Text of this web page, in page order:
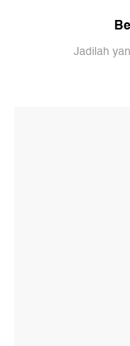
Jadilah